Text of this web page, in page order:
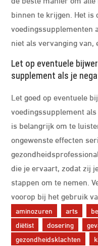
binnen te krijgen. Het
voedingssupplementen
niet als vervanging van,
Let op eventuele
supplement als je
Let goed op eventuele
voedingssupplement
is belangrijk om te
ongewenste effecten
die je ervaart, zodat zij
stappen om te nemen.
voorop bij het gebruik
aminozuren arts
diëtist
dosering
gezondheidsklachten